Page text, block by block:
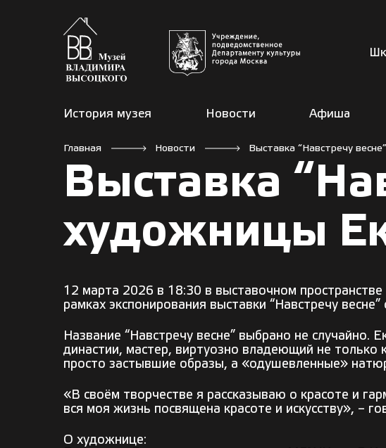
История музея Новости Афиша
Главная Новости Выставка “Навстречу
Выставка
художницы
12 марта 2026 в 18:30 в выставочном
рамках экспонирования выставки “Навстречу
Название “Навстречу весне” выбрано не случайно.
династии, мастер, виртуозно владеющий не
просто застывшие образы, а «одушевленные»
«В своём творчестве я рассказываю о красоте и
вся моя жизнь посвящена красоте и искусству», –
О художнице: